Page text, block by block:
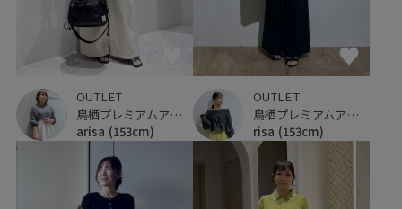
OUTLET
鳥栖プレミアムアウトレット
arisa (153cm)
OUTLET
鳥栖プレミアムアウトレット
risa (153cm)